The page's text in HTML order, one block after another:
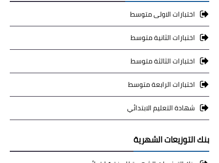
اختبارات الاولى متوسط
اختبارات الثانية متوسط
اختبارات الثالثة متوسط
اختبارات الرابعة متوسط
شهادة التعليم الابتدائي
بنك التوزيعات الشهرية